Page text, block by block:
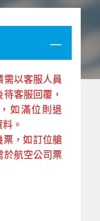
以客服人員
客服回覆，
如滿位則退
。
，如訂位艙
於航空公司票